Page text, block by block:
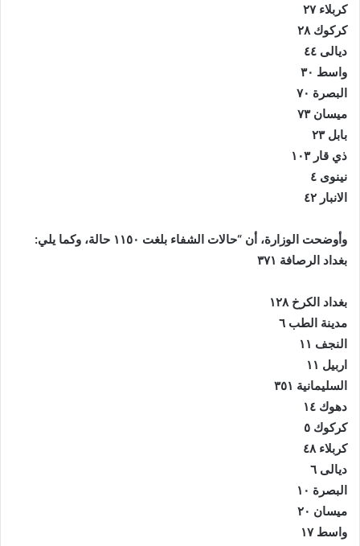
كربلاء ٢٧
كركوك ٢٨
ديالى ٤٤
واسط ٣٠
البصرة ٧٠
ميسان ٧٣
بابل ٢٣
ذي قار ١٠٣
نينوى ٤
الانبار ٤٢
وأوضحت الوزارة، أن “حالات الشفاء بلغت ١١٥٠ حالة، وكما يلي:
بغداد الرصافة ٣٧١
بغداد الكرخ ١٢٨
مدينة الطب ٦
النجف ١١
اربيل ١١
السليمانية ٣٥١
دهوك ١٤
كركوك ٥
كربلاء ٤٨
ديالى ٦
البصرة ١٠
ميسان ٢٠
واسط ١٧